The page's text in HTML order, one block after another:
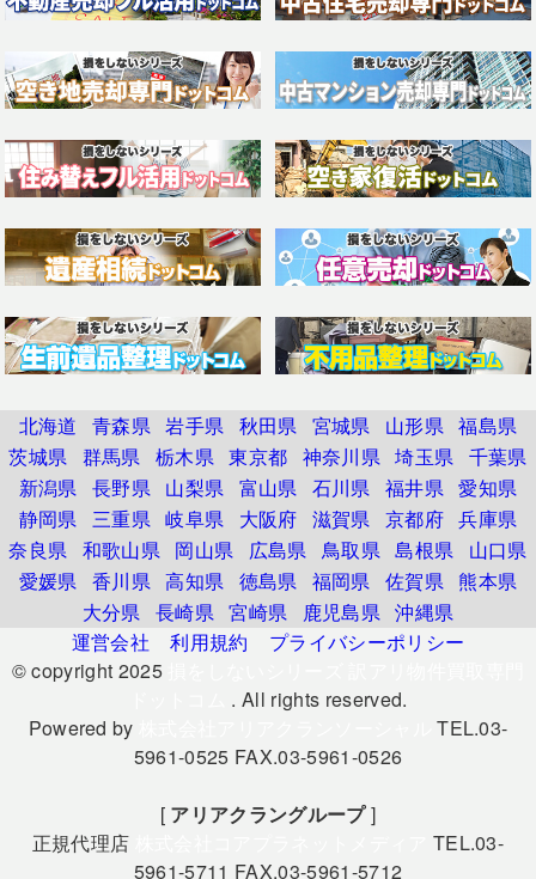
北海道 青森県 岩手県 秋田県 宮城県 山形県 福島県
茨城県 群馬県 栃木県 東京都 神奈川県 埼玉県 千葉県
新潟県 長野県 山梨県 富山県 石川県 福井県 愛知県
静岡県 三重県 岐阜県 大阪府 滋賀県 京都府 兵庫県
奈良県 和歌山県 岡山県 広島県 鳥取県 島根県
山口県
愛媛県 香川県 高知県 徳島県 福岡県 佐賀県 熊本県
大分県 長崎県 宮崎県 鹿児島県 沖縄県
運営会社
利用規約
プライバシーポリシー
© copyright 2025
. All rights reserved.
Powered by
TEL.03-
5961-0525 FAX.03-5961-0526
[ アリアクラングループ]
正規代理店
TEL.03-
5961-5711 FAX.03-5961-5712